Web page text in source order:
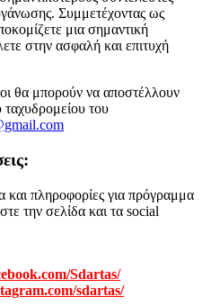
Συμμετέχοντας ως
μια σημαντική
στην ασφαλή και επιτυχή
θα μπορούν να αποστέλλουν
του
και πληροφορίες για πρόγραμμα
την σελίδα και τα social
Sdartas/
sdartas/